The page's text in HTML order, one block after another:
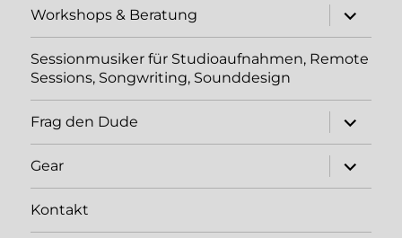
Workshops & Beratung
öffnen
Sessionmusiker für Studioaufnahmen, Remote
Sessions, Songwriting, Sounddesign
Frag den Dude
öffnen
Gear
öffnen
Kontakt